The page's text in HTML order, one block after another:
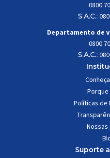
0800
S.A.C.:
Departamento de
0800
S.A.C.:
Porque
Políticas de
Nossas
Suporte